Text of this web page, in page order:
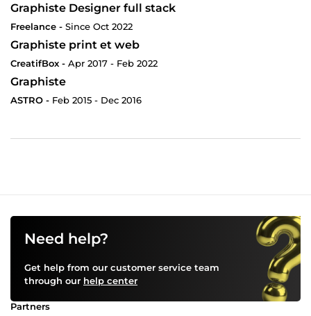
Graphiste Designer full stack
Freelance - Since Oct 2022
Graphiste print et web
CreatifBox - Apr 2017 - Feb 2022
Graphiste
ASTRO - Feb 2015 - Dec 2016
Need help?
Get help from our customer service team
through our help center
Partners